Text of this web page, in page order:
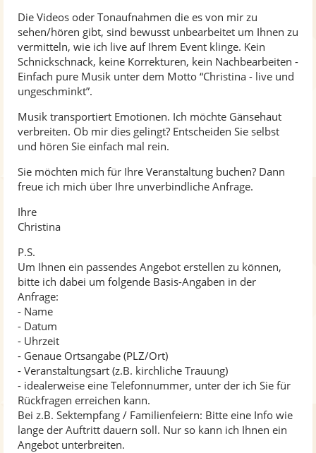
Die Videos oder Tonaufnahmen die es von mir zu
sehen/hören gibt, sind bewusst unbearbeitet um Ihnen zu
vermitteln, wie ich live auf Ihrem Event klinge. Kein
Schnickschnack, keine Korrekturen, kein Nachbearbeiten -
Einfach pure Musik unter dem Motto “Christina - live und
ungeschminkt”.
Musik transportiert Emotionen. Ich möchte Gänsehaut
verbreiten. Ob mir dies gelingt? Entscheiden Sie selbst
und hören Sie einfach mal rein.
Sie möchten mich für Ihre Veranstaltung buchen? Dann
freue ich mich über Ihre unverbindliche Anfrage.
Ihre
Christina
P.S.
Um Ihnen ein passendes Angebot erstellen zu können,
bitte ich dabei um folgende Basis-Angaben in der
Anfrage:
- Name
- Datum
- Uhrzeit
- Genaue Ortsangabe (PLZ/Ort)
- Veranstaltungsart (z.B. kirchliche Trauung)
- idealerweise eine Telefonnummer, unter der ich Sie für
Rückfragen erreichen kann.
Bei z.B. Sektempfang / Familienfeiern: Bitte eine Info wie
lange der Auftritt dauern soll. Nur so kann ich Ihnen ein
Angebot unterbreiten.